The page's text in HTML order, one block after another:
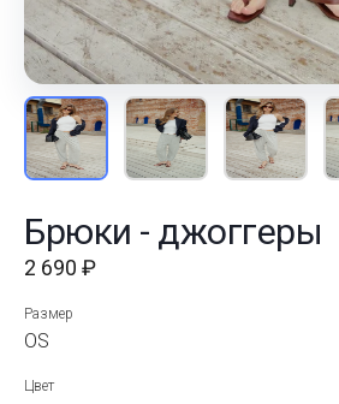
Брюки - джоггеры
2 690 ₽
Размер
OS
Цвет